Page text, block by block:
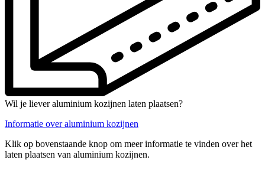
Wil je liever aluminium kozijnen laten plaatsen?
Informatie over aluminium kozijnen
Klik op bovenstaande knop om meer informatie te vinden over het
laten plaatsen van aluminium kozijnen.